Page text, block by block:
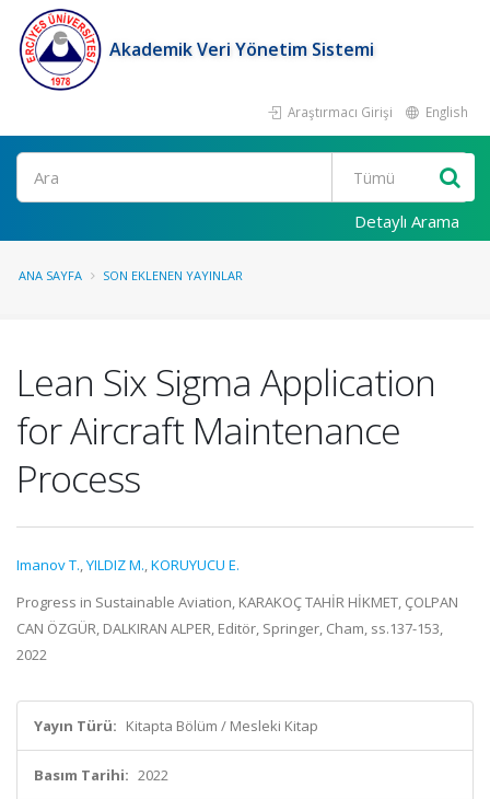
Akademik Veri Yönetim Sistemi
Araştırmacı Girişi English
Ara
Detaylı Arama
ANA SAYFA SON EKLENEN YAYINLAR
Lean Six Sigma Application
for Aircraft Maintenance
Process
Imanov T.,YILDIZ M.,KORUYUCU E.
Progress in Sustainable Aviation, KARAKOÇ TAHİR HİKMET, ÇOLPAN
CAN ÖZGÜR, DALKIRAN ALPER, Editör, Springer, Cham, ss.137-153,
2022
Yayın Türü: Kitapta Bölüm / Mesleki Kitap
Basım Tarihi: 2022